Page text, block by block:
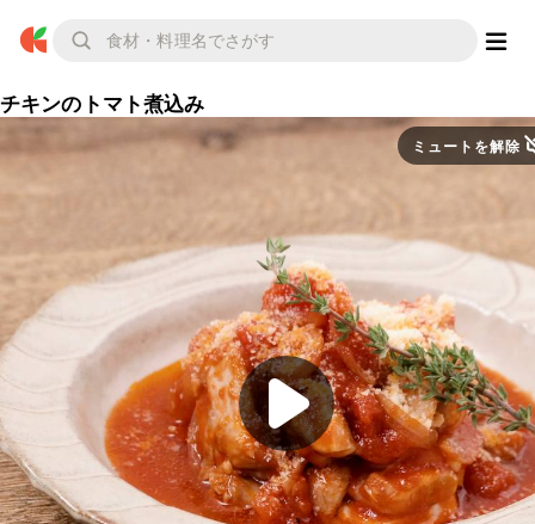
チキンのトマト煮込み
ミュートを解除